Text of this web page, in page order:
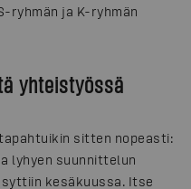
ryhmän ja K-ryhmän
yhteistyössä
sitten nopeasti:
lyhyen suunnittelun
kesäkuussa. Itse